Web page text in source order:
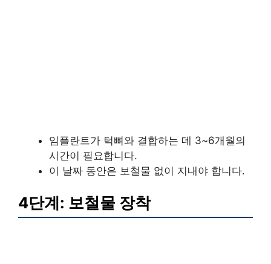
임플란트가 턱뼈와 결합하는 데 3~6개월의
시간이 필요합니다.
이 날짜 동안은 보철물 없이 지내야 합니다.
4단계: 보철물 장착